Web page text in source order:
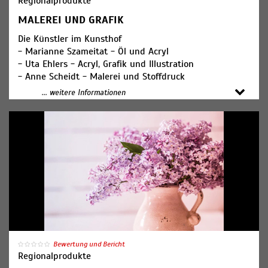
MALEREI UND GRAFIK
Die Künstler im Kunsthof
- Marianne Szameitat - Öl und Acryl
- Uta Ehlers - Acryl, Grafik und Illustration
- Anne Scheidt - Malerei und Stoffdruck
- Gerda Danowski - Öl und Acryl
- Inken Petermann - Öl und Acryl
- Bernd Giering - Öl und Acryl
- Jutta Mahnke - Öl und Acryl
- Klaus Lindemann - Pastelle
- Simona Palatinusova - Acryl und Linolschnitte
... weitere Informationen
Bewertung und Bericht
Regionalprodukte